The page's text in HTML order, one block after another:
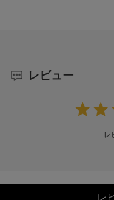
レビュー
レ
レ